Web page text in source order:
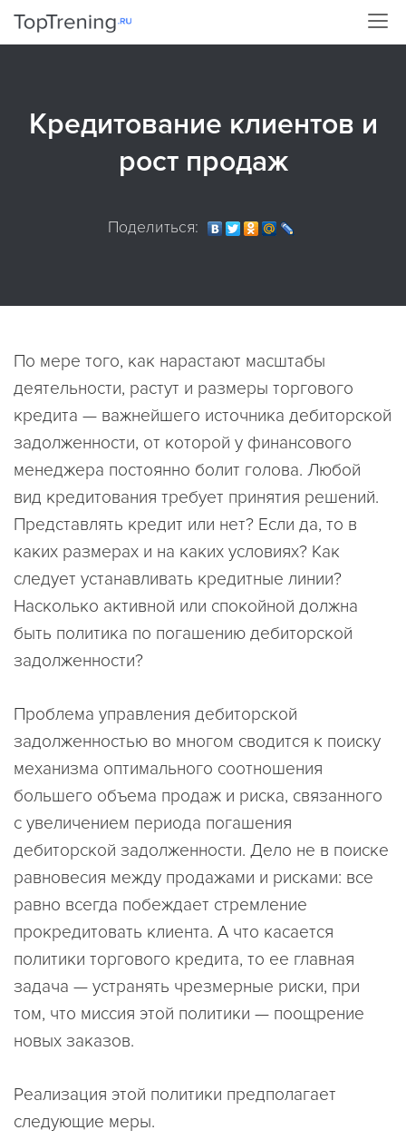
Кредитование клиентов и
рост продаж
Поделиться:
По мере того, как нарастают масштабы
деятельности, растут и размеры торгового
кредита — важнейшего источника дебиторской
задолженности, от которой у финансового
менеджера постоянно болит голова. Любой
вид кредитования требует принятия решений.
Представлять кредит или нет? Если да, то в
каких размерах и на каких условиях? Как
следует устанавливать кредитные линии?
Насколько активной или спокойной должна
быть политика по погашению дебиторской
задолженности?
Проблема управления дебиторской
задолженностью во многом сводится к поиску
механизма оптимального соотношения
большего объема продаж и риска, связанного
с увеличением периода погашения
дебиторской задолженности. Дело не в поиске
равновесия между продажами и рисками: все
равно всегда побеждает стремление
прокредитовать клиента. А что касается
политики торгового кредита, то ее главная
задача — устранять чрезмерные риски, при
том, что миссия этой политики — поощрение
новых заказов.
Реализация этой политики предполагает
следующие меры.